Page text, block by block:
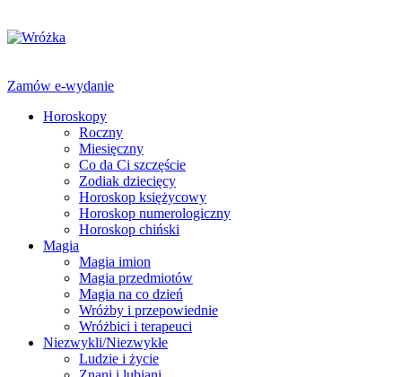
Zamów e-wydanie
Horoskopy
Roczny
Miesięczny
Co da Ci szczęście
Zodiak dziecięcy
Horoskop księżycowy
Horoskop numerologiczny
Horoskop chiński
Magia
Magia imion
Magia przedmiotów
Magia na co dzień
Wróżby i przepowiednie
Wróżbici i terapeuci
Niezwykli/Niezwykłe
Ludzie i życie